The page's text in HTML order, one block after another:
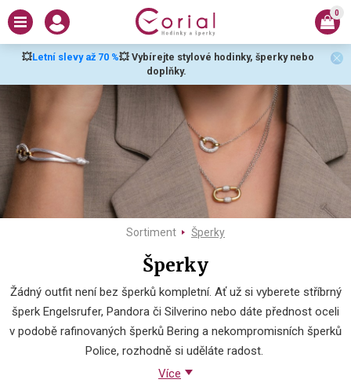
💥Letní slevy až 70 %💥 Vybírejte stylové hodinky, šperky nebo
doplňky.
0
Sortiment Šperky
Šperky
Žádný outfit není bez šperků kompletní. Ať už si vyberete stříbrný
šperk Engelsrufer, Pandora či Silverino nebo dáte přednost oceli
v podobě rafinovaných šperků Bering a nekompromisních šperků
Police, rozhodně si uděláte radost.
Více